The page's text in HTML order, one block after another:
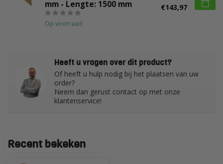
mm - Lengte: 1500 mm
Op voorraad
€143,97
Heeft u vragen over dit product?
Of heeft u hulp nodig bij het plaatsen van uw
order?
Neem dan gerust contact op met onze
klantenservice!
Recent bekeken